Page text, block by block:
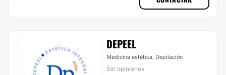
DEPEEL
Medicina estética, Depilación
Sin opiniones